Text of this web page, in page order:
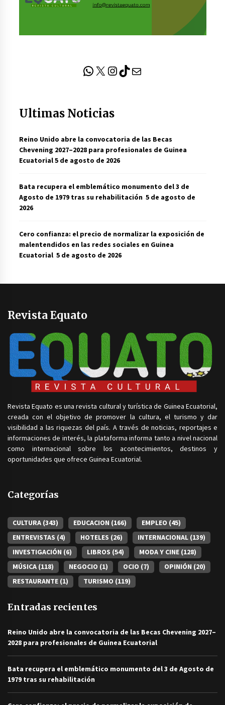
WhatsApp
X Instagram
TikTokCorreo electrónico
Ultimas Noticias
Reino Unido abre la convocatoria de las Becas
Chevening 2027–2028 para profesionales de Guinea
Ecuatorial5 de agosto de 2026
Bata recupera el emblemático monumento del 3 de
Agosto de 1979 tras su rehabilitación 5 de agosto de
2026
Cero confianza: el precio de normalizar la exposición de
malentendidos en las redes sociales en Guinea
Ecuatorial 5 de agosto de 2026
Revista Equato
Revista Equato es una revista cultural y turística de Guinea Ecuatorial,
creada con el objetivo de promover la cultura, el turismo y dar
visibilidad a las riquezas del país. A través de noticias, reportajes e
informaciones de interés, la plataforma informa tanto a nivel nacional
como internacional sobre los acontecimientos, destinos y
oportunidades que ofrece Guinea Ecuatorial.
Categorías
CULTURA (343) EDUCACION (166) EMPLEO (45)
ENTREVISTAS (4) HOTELES (26) INTERNACIONAL (139)
INVESTIGACIÓN (6) LIBROS (54) MODA Y CINE (128)
MÚSICA (118) NEGOCIO (1) OCIO (7) OPINIÓN (20)
RESTAURANTE (1) TURISMO (119)
Entradas recientes
Reino Unido abre la convocatoria de las Becas Chevening 2027–
2028 para profesionales de Guinea Ecuatorial
Bata recupera el emblemático monumento del 3 de Agosto de
1979 tras su rehabilitación